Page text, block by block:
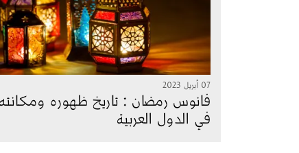
07 أبريل 2023
فانوس رمضان : تاريخ ظهوره ومكانته
في الدول العربية